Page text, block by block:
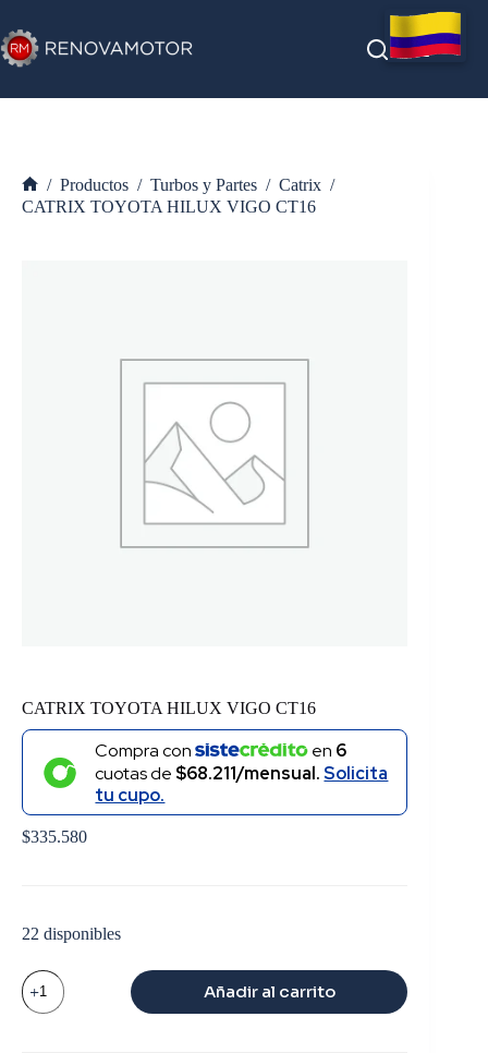
al
contenido
Inicio
/ Productos / Turbos y Partes / Catrix /
CATRIX TOYOTA HILUX VIGO CT16
CATRIX TOYOTA HILUX VIGO CT16
Compra con en 6
cuotas de $68.211/mensual.Solicita
tu cupo.
$335.580
22 disponibles
CATRIX
TOYOTA
HILUX
Añadir al carrito